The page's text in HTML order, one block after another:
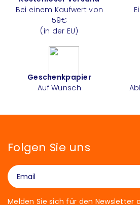
Bei einem Kaufwert von
59€
(in der EU)
Geschenkpapier
Auf Wunsch
Folgen Sie uns
Melden Sie sich für den Newsletter